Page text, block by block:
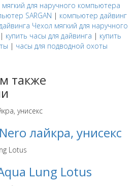
для наручного компьютера
SARGAN | компьютер дайвинг
Чехол мягкий для наручного
| купить часы для дайвинга | купить
| часы для подводной охоты
также
лайкра, унисекс
Lung Lotus